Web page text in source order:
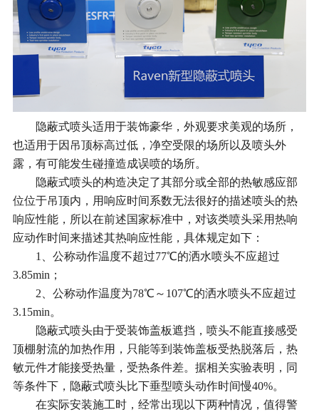
隐蔽式喷头适用于装饰豪华，外观要求美观的场所，
也适用于因吊顶标高过低，净空受限的场所以及喷头外
露，有可能发生碰撞造成误喷的场所。
隐蔽式喷头的构造决定了其部分或全部的热敏感应部
位位于吊顶内，用响应时间系数无法很好的描述喷头的热
响应性能，所以在前述国家标准中，对该类喷头采用热响
应动作时间来描述其热响应性能，具体规定如下：
1、公称动作温度不超过77℃的洒水喷头不应超过
3.85min；
2、公称动作温度为78℃～107℃的洒水喷头不应超过
3.15min。
隐蔽式喷头由于受装饰盖板遮挡，喷头不能直接感受
顶棚射流的加热作用，只能等到装饰盖板受热脱落后，热
敏元件才能接受热量，受热条件差。据相关实验表明，同
等条件下，隐蔽式喷头比下垂型喷头动作时间慢40%。
在实际安装施工时，经常出现以下两种情况，值得警